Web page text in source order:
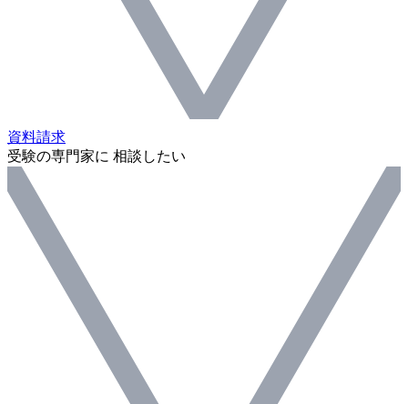
資料請求
受験の専門家に 相談したい